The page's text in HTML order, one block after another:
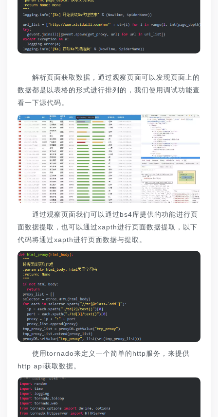
解析页面获取数据，通过观察页面可以发现页面上的
数据都是以表格的形式进行排列的，我们使用调试功能查
看一下源代码。
通过观察页面我们可以通过bs4库提供的功能进行页
面数据提取，也可以通过xapth进行页面数据提取，以下
代码将通过xapth进行页面数据与提取。
使用tornado来定义一个简单的http服务，来提供
http api获取数据。